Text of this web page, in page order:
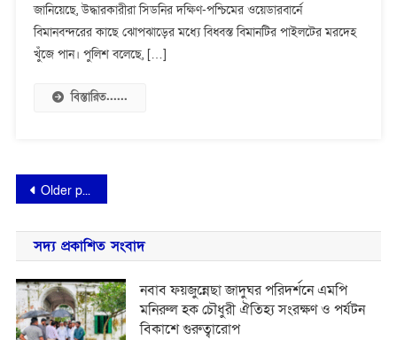
পাইলট
জানিয়েছে, উদ্ধারকারীরা সিডনির দক্ষিণ-পশ্চিমের ওয়েডারবার্নে
বিমানবন্দরের কাছে ঝোপঝাড়ের মধ্যে বিধ্বস্ত বিমানটির পাইলটের মরদেহ
খুঁজে পান। পুলিশ বলেছে, […]
বিস্তারিত......
Posts
navigation
Older posts
সদ্য প্রকাশিত সংবাদ
নবাব ফয়জুন্নেছা জাদুঘর পরিদর্শনে এমপি
মনিরুল হক চৌধুরী ঐতিহ্য সংরক্ষণ ও পর্যটন
বিকাশে গুরুত্বারোপ